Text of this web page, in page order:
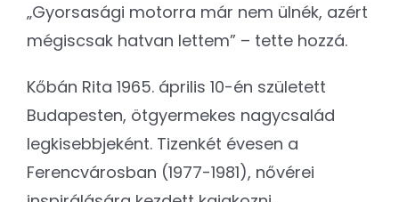
„Gyorsasági motorra már nem ülnék, azért
mégiscsak hatvan lettem” – tette hozzá.
Kőbán Rita 1965. április 10-én született
Budapesten, ötgyermekes nagycsalád
legkisebbjeként. Tizenkét évesen a
Ferencvárosban (1977-1981), nővérei